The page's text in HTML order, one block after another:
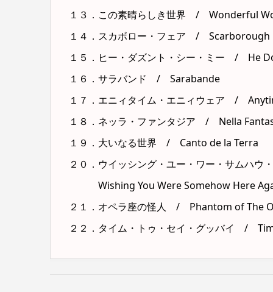
１３．この素晴らしき世界 / Wonderful
１４．スカボロー・フェア / Scarborough
１５．ヒー・ダズント・シー・ミー / He
１６．サラバンド / Sarabande
１７．エニィタイム・エニィウェア /
１８．ネッラ・ファンタジア / Nella
１９．大いなる世界 / Canto de la Terra
２０．ウイッシング・ユー・ワー・サムハウ
Wishing You Were Somehow Here
２１．オペラ座の怪人 / Phantom of The
２２．タイム・トゥ・セイ・グッバイ /